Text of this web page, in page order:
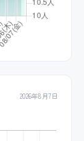
2026年8月7日